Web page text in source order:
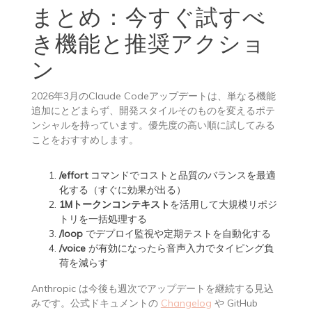
まとめ：今すぐ試すべ
き機能と推奨アクショ
ン
2026年3月のClaude Codeアップデートは、単なる機能
追加にとどまらず、開発スタイルそのものを変えるポテ
ンシャルを持っています。優先度の高い順に試してみる
ことをおすすめします。
/effortコマンドでコストと品質のバランスを最適
化する（すぐに効果が出る）
1Mトークンコンテキスト を活用して大規模リポジ
トリを一括処理する
/loopでデプロイ監視や定期テストを自動化する
/voiceが有効になったら音声入力でタイピング負
荷を減らす
Anthropic は今後も週次でアップデートを継続する見込
みです。公式ドキュメントの Changelog や GitHub